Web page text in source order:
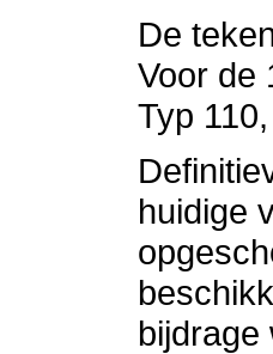
De
Voor de
Typ
huidige
bijdrage